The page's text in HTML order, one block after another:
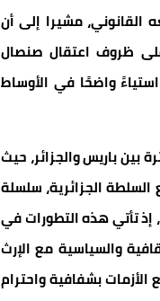
مشيرا إلى أن
ظروف اعتقال صنصال
واضحًا في الأوساط
باريس والجزائر، حيث
الجزائرية، سلسلة
إذ تأتي هذه التطورات في
والسياسية مع الإرث
بشفافية واحترام